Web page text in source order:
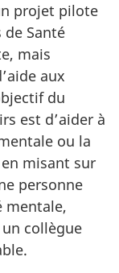
projet pilote
de Santé
mais
aux
du
est d’aider à
ou la
misant sur
personne
mentale,
collègue